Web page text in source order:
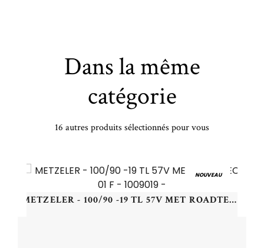
Dans la même
catégorie
16 autres produits sélectionnés pour vous
NOUVEAU
METZELER - 100/90 -19 TL 57V MET ROADTEC 01 F - 1009019 -